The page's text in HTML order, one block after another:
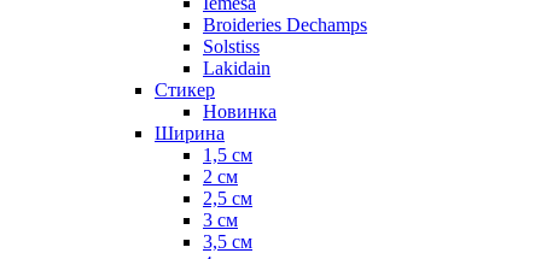
Broideries Dechamps
Solstiss
Lakidain
Стикер
Новинка
Ширина
1,5 см
2 см
2,5 см
3 см
3,5 см